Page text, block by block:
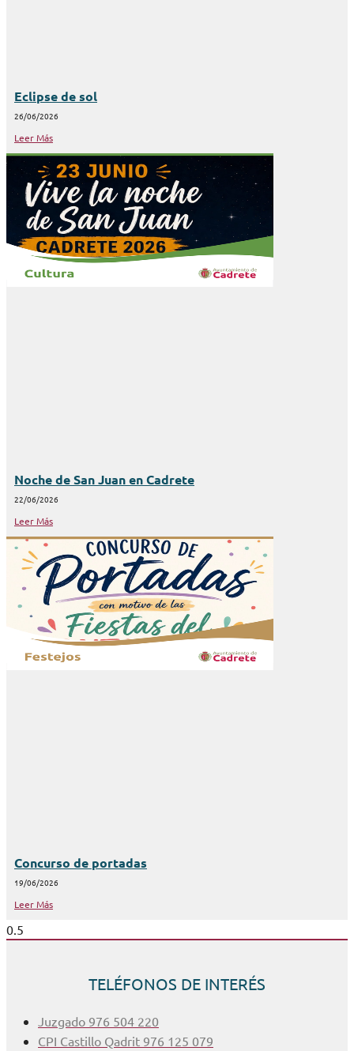
Eclipse de sol
26/06/2026
Leer Más
Noche de San Juan en Cadrete
22/06/2026
Leer Más
Concurso de portadas
19/06/2026
Leer Más
TELÉFONOS DE INTERÉS
Juzgado 976 504 220
CPI Castillo Qadrit 976 125 079